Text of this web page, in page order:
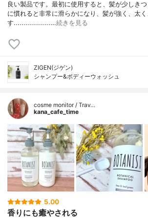
良い製品です。最初に使用すると、髪が少しき
に慣れると非常に滑らかになり、髪が強く、太く
す...................…続きを見る
ZIGEN(ジゲン)
シャンプー&ボディーウォッシュ
cosme monitor / Trav…
kana_cafe_time
5.00
香りにも癒やされる